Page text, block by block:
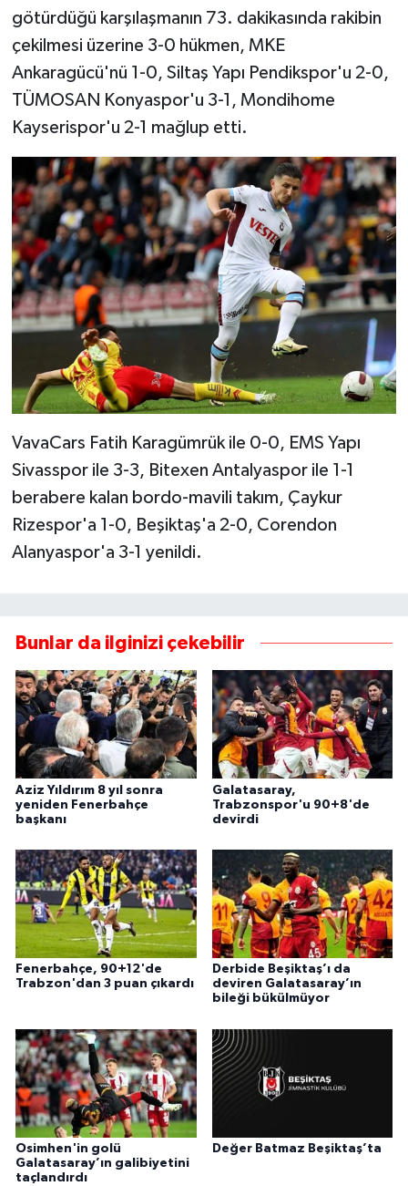
götürdüğü karşılaşmanın 73. dakikasında rakibin
çekilmesi üzerine 3-0 hükmen, MKE
Ankaragücü'nü 1-0, Siltaş Yapı Pendikspor'u 2-0,
TÜMOSAN Konyaspor'u 3-1, Mondihome
Kayserispor'u 2-1 mağlup etti.
VavaCars Fatih Karagümrük ile 0-0, EMS Yapı
Sivasspor ile 3-3, Bitexen Antalyaspor ile 1-1
berabere kalan bordo-mavili takım, Çaykur
Rizespor'a 1-0, Beşiktaş'a 2-0, Corendon
Alanyaspor'a 3-1 yenildi.
Bunlar da ilginizi çekebilir
Aziz Yıldırım 8 yıl sonra
yeniden Fenerbahçe
başkanı
Galatasaray,
Trabzonspor'u 90+8'de
devirdi
Fenerbahçe, 90+12'de
Trabzon'dan 3 puan çıkardı
Derbide Beşiktaş’ı da
deviren Galatasaray’ın
bileği bükülmüyor
Osimhen'in golü
Galatasaray’ın galibiyetini
taçlandırdı
Değer Batmaz Beşiktaş’ta